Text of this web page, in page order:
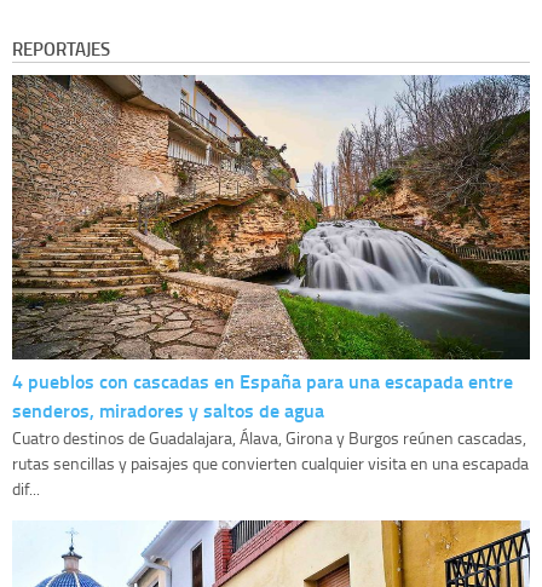
REPORTAJES
4 pueblos con cascadas en España para una escapada entre
senderos, miradores y saltos de agua
Cuatro destinos de Guadalajara, Álava, Girona y Burgos reúnen cascadas,
rutas sencillas y paisajes que convierten cualquier visita en una escapada
dif...